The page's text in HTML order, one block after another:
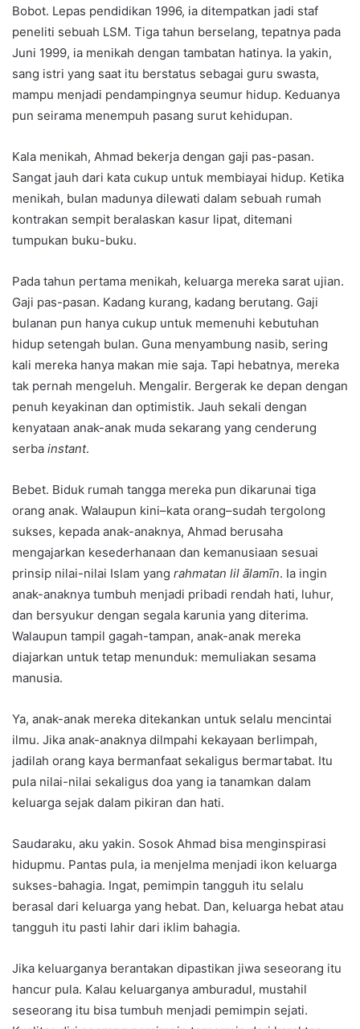
Bobot. Lepas pendidikan 1996, ia ditempatkan jadi staf
peneliti sebuah LSM. Tiga tahun berselang, tepatnya pada
Juni 1999, ia menikah dengan tambatan hatinya. Ia yakin,
sang istri yang saat itu berstatus sebagai guru swasta,
mampu menjadi pendampingnya seumur hidup. Keduanya
pun seirama menempuh pasang surut kehidupan.
Kala menikah, Ahmad bekerja dengan gaji pas-pasan.
Sangat jauh dari kata cukup untuk membiayai hidup. Ketika
menikah, bulan madunya dilewati dalam sebuah rumah
kontrakan sempit beralaskan kasur lipat, ditemani
tumpukan buku-buku.
Pada tahun pertama menikah, keluarga mereka sarat ujian.
Gaji pas-pasan. Kadang kurang, kadang berutang. Gaji
bulanan pun hanya cukup untuk memenuhi kebutuhan
hidup setengah bulan. Guna menyambung nasib, sering
kali mereka hanya makan mie saja. Tapi hebatnya, mereka
tak pernah mengeluh. Mengalir. Bergerak ke depan dengan
penuh keyakinan dan optimistik. Jauh sekali dengan
kenyataan anak-anak muda sekarang yang cenderung
serba instant.
Bebet. Biduk rumah tangga mereka pun dikarunai tiga
orang anak. Walaupun kini–kata orang–sudah tergolong
sukses, kepada anak-anaknya, Ahmad berusaha
mengajarkan kesederhanaan dan kemanusiaan sesuai
prinsip nilai-nilai Islam yang rahmatan lil ālamīn. Ia ingin
anak-anaknya tumbuh menjadi pribadi rendah hati, luhur,
dan bersyukur dengan segala karunia yang diterima.
Walaupun tampil gagah-tampan, anak-anak mereka
diajarkan untuk tetap menunduk: memuliakan sesama
manusia.
Ya, anak-anak mereka ditekankan untuk selalu mencintai
ilmu. Jika anak-anaknya dilmpahi kekayaan berlimpah,
jadilah orang kaya bermanfaat sekaligus bermartabat. Itu
pula nilai-nilai sekaligus doa yang ia tanamkan dalam
keluarga sejak dalam pikiran dan hati.
Saudaraku, aku yakin. Sosok Ahmad bisa menginspirasi
hidupmu. Pantas pula, ia menjelma menjadi ikon keluarga
sukses-bahagia. Ingat, pemimpin tangguh itu selalu
berasal dari keluarga yang hebat. Dan, keluarga hebat atau
tangguh itu pasti lahir dari iklim bahagia.
Jika keluarganya berantakan dipastikan jiwa seseorang itu
hancur pula. Kalau keluarganya amburadul, mustahil
seseorang itu bisa tumbuh menjadi pemimpin sejati.